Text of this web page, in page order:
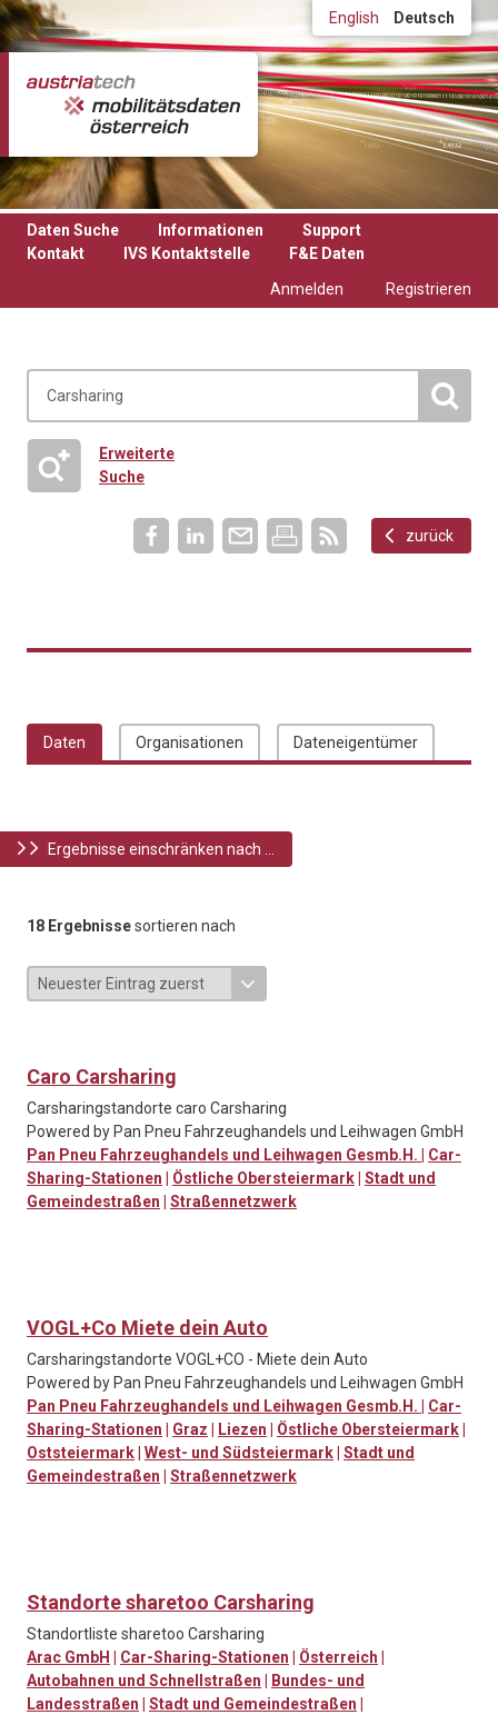
Direkt zum Inhalt English Deutsch
Daten Suche Informationen
Support
Kontakt
IVS Kontaktstelle
F&E Daten
Anmelden
Registrieren
Erweiterte
Suche
zurück
Daten Organisationen Dateneigentümer
Ergebnisse einschränken nach ...
18 Ergebnissesortieren nach
Caro Carsharing
Carsharingstandorte caro Carsharing
Powered by Pan Pneu Fahrzeughandels und Leihwagen GmbH
Pan Pneu Fahrzeughandels und Leihwagen Gesmb.H.
Car-
Sharing-Stationen
Östliche Obersteiermark Stadt und
Gemeindestraßen
Straßennetzwerk
VOGL+Co Miete dein Auto
Carsharingstandorte VOGL+CO - Miete dein Auto
Powered by Pan Pneu Fahrzeughandels und Leihwagen GmbH
Pan Pneu Fahrzeughandels und Leihwagen Gesmb.H.
Car-
Sharing-Stationen
Graz Liezen Östliche Obersteiermark
Oststeiermark West- und Südsteiermark Stadt und
Gemeindestraßen
Straßennetzwerk
Standorte sharetoo Carsharing
Standortliste sharetoo Carsharing
Arac GmbH
Car-Sharing-Stationen Österreich
Autobahnen und Schnellstraßen
Bundes- und
Landesstraßen
Stadt und Gemeindestraßen